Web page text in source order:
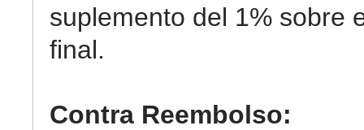
suplemento del 1% sobre
final.
Contra Reembolso: